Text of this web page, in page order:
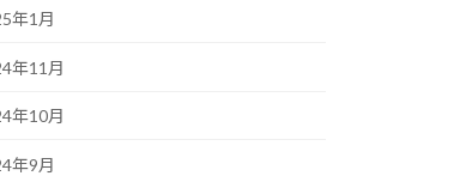
年1月
年11月
年10月
年9月